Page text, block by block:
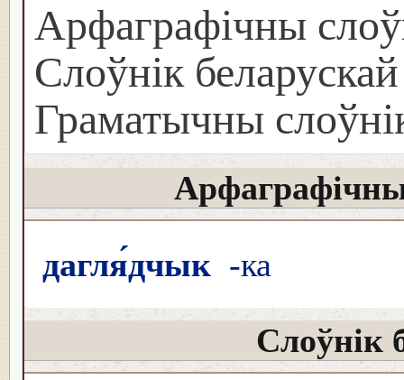
Арфаграфічны
Слоўнік
Граматычны
дагля́дчык -ка
Слоўнік